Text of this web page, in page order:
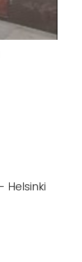
Helsinki